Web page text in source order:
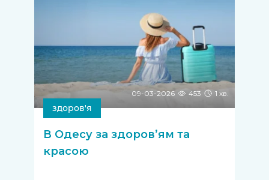
09-03-2026 453 1 хв.
здоров'я
В Одесу за здоров’ям та
красою